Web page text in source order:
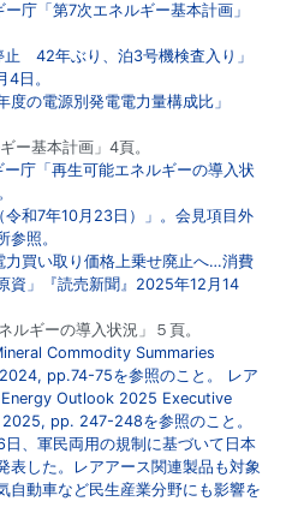
庁「第7次エネルギー基本計画」
止 42年ぶり、泊3号機検査入り」
4日。
度の電源別発電電力量構成比」
ー基本計画」4頁。
庁「再生可能エネルギーの導入状
和7年10月23日）」。会見項目外
参照。
力買い取り価格上乗せ廃止へ…消費
資」『読売新聞』2025年12月14
ルギーの導入状況」５頁。
Commodity Summaries
pp.74-75を参照のこと。
レア
Energy Outlook 2025 Executive
pp. 247-248を参照のこと。
、軍民両用の規制に基づいて日本
表した。レアアース関連製品も対象
自動車など民生産業分野にも影響を